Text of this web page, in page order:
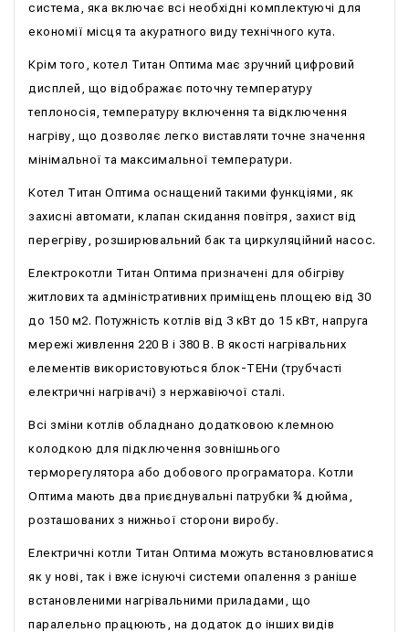
система, яка включає всі необхідні комплектуючі для
економії місця та акуратного виду технічного кута.
Крім того, котел Титан Оптима має зручний цифровий
дисплей, що відображає поточну температуру
теплоносія, температуру включення та відключення
нагріву, що дозволяє легко виставляти точне значення
мінімальної та максимальної температури.
Котел Титан Оптима оснащений такими функціями, як
захисні автомати, клапан скидання повітря, захист від
перегріву, розширювальний бак та циркуляційний насос.
Електрокотли Титан Оптима призначені для обігріву
житлових та адміністративних приміщень площею від 30
до 150 м2. Потужність котлів від 3 кВт до 15 кВт, напруга
мережі живлення 220 В і 380 В. В якості нагрівальних
елементів використовуються блок-ТЕНи (трубчасті
електричні нагрівачі) з нержавіючої сталі.
Всі зміни котлів обладнано додатковою клемною
колодкою для підключення зовнішнього
терморегулятора або добового програматора. Котли
Оптима мають два приєднувальні патрубки ¾ дюйма,
розташованих з нижньої сторони виробу.
Електричні котли Титан Оптима можуть встановлюватися
як у нові, так і вже існуючі системи опалення з раніше
встановленими нагрівальними приладами, що
паралельно працюють, на додаток до інших видів